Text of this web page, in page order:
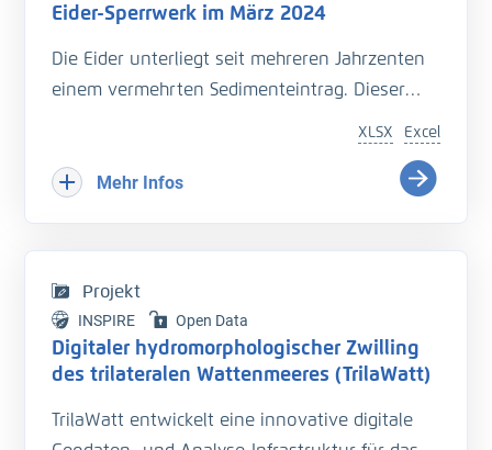
Eider-Sperrwerk im März 2024
Die Eider unterliegt seit mehreren Jahrzenten
einem vermehrten Sedimenteintrag. Dieser
Hinterlandes so wie die Schiffbarkeit des
Bundeswasserstraße.
der Entwässerung des Hinterlandes führt. Das
Kooperationsprojekt „Zukunft Eider“ wurde
geschaffen um Vorarbeiten zu leisten, welche
Anpassungen und Erweiterungen der
Excel
XLSX
Mehr Infos
Projekt
INSPIRE Open Data
Digitaler hydromorphologischer Zwilling
des trilateralen Wattenmeeres (TrilaWatt)
TrilaWatt entwickelt eine innovative digitale